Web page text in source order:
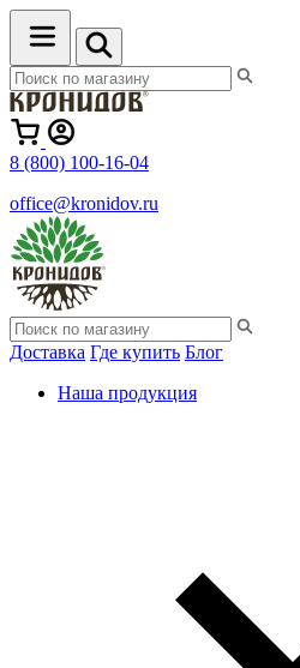
8 (800) 100-16-04
office@kronidov.ru
Доставка Где купить Блог
Наша продукция